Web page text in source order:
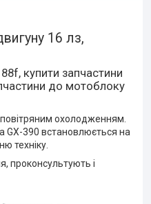
16 лз,
купити запчастини
до мотоблоку
охолодженням.
GX-390 встановлюється на
техніку.
проконсультують і